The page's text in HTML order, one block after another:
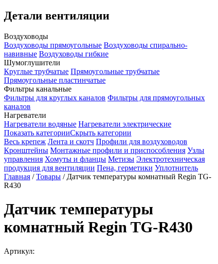
Детали вентиляции
Воздуховоды
Воздуховоды прямоугольные Воздуховоды спирально-
навивные Воздуховоды гибкие
Шумоглушители
Круглые трубчатые Прямоугольные трубчатые
Прямоугольные пластинчатые
Фильтры канальные
Фильтры для круглых каналов Фильтры для прямоугольных
каналов
Нагреватели
Нагреватели водяные Нагреватели электрические
Показать категорииСкрыть категории
Весь крепеж Лента и скотч Профили для воздуховодов
Кронштейны Монтажные профили и приспособления Узлы
управления Хомуты и фланцы Метизы Электротехническая
продукция для вентиляции Пена, герметики Уплотнитель
Главная /Товары / Датчик температуры комнатный Regin TG-
R430
Датчик температуры
комнатный Regin TG-R430
Артикул: